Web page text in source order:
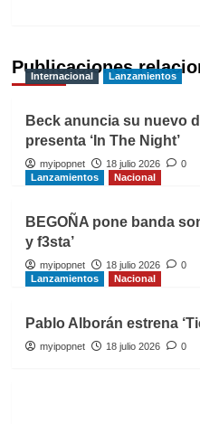
Publicaciones
Internacional Lanzamientos
Beck anuncia su nuevo
presenta ‘In The Night’
myipopnet 18 julio 2026
0
Lanzamientos
Nacional
BEGOÑA pone banda
y f3sta’
myipopnet 18 julio 2026
0
Lanzamientos
Nacional
Pablo Alborán estrena
myipopnet 18 julio 2026 0